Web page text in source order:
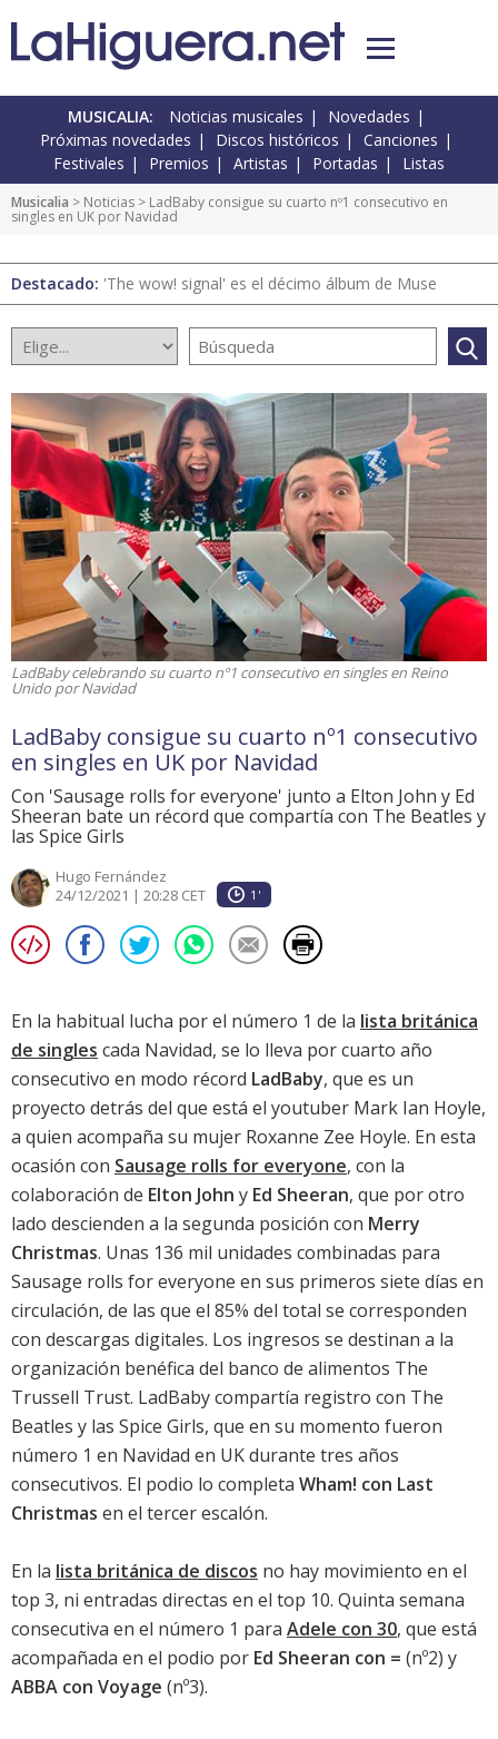
MUSICALIA: Noticias musicales
Novedades
Próximas novedades
Discos históricos
Canciones
Festivales
Premios Artistas Portadas Listas
Musicalia > Noticias > LadBaby consigue su cuarto nº1 consecutivo en
singles en UK por Navidad
Destacado: 'The wow! signal' es el décimo álbum de Muse
LadBaby celebrando su cuarto nº1 consecutivo en singles en Reino
Unido por Navidad
LadBaby consigue su cuarto nº1 consecutivo
en singles en UK por Navidad
Con 'Sausage rolls for everyone' junto a Elton John y Ed
Sheeran bate un récord que compartía con The Beatles y
las Spice Girls
Hugo Fernández
24/12/2021 | 20:28 CET
1'
En la habitual lucha por el número 1 de la lista británica
de singles cada Navidad, se lo lleva por cuarto año
consecutivo en modo récord LadBaby, que es un
proyecto detrás del que está el youtuber Mark Ian Hoyle,
a quien acompaña su mujer Roxanne Zee Hoyle. En esta
ocasión con Sausage rolls for everyone, con la
colaboración de Elton John y Ed Sheeran, que por otro
lado descienden a la segunda posición con Merry
Christmas. Unas 136 mil unidades combinadas para
Sausage rolls for everyone en sus primeros siete días en
circulación, de las que el 85% del total se corresponden
con descargas digitales. Los ingresos se destinan a la
organización benéfica del banco de alimentos The
Trussell Trust. LadBaby compartía registro con The
Beatles y las Spice Girls, que en su momento fueron
número 1 en Navidad en UK durante tres años
consecutivos. El podio lo completa Wham! con Last
Christmas en el tercer escalón.
En la lista británica de discos no hay movimiento en el
top 3, ni entradas directas en el top 10. Quinta semana
consecutiva en el número 1 para Adele con 30, que está
acompañada en el podio por Ed Sheeran con = (nº2) y
ABBA con Voyage (nº3).